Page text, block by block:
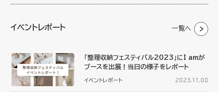
イベントレポート 一覧へ
「整理収納フェスティバル2023」にI amが
ブースを出展！当日の様子をレポート
イベントレポート 2023.11.08